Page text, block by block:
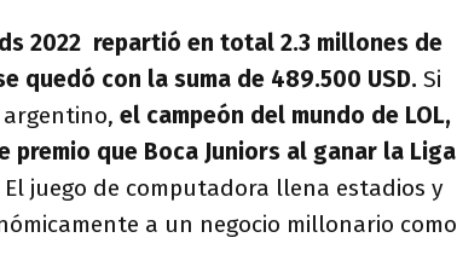
2022 repartió en total 2.3 millones de
quedó con la suma de 489.500 USD. Si
el campeón del mundo de LOL,
premio que Boca Juniors al ganar la Liga
El juego de computadora llena estadios y
a un negocio millonario como